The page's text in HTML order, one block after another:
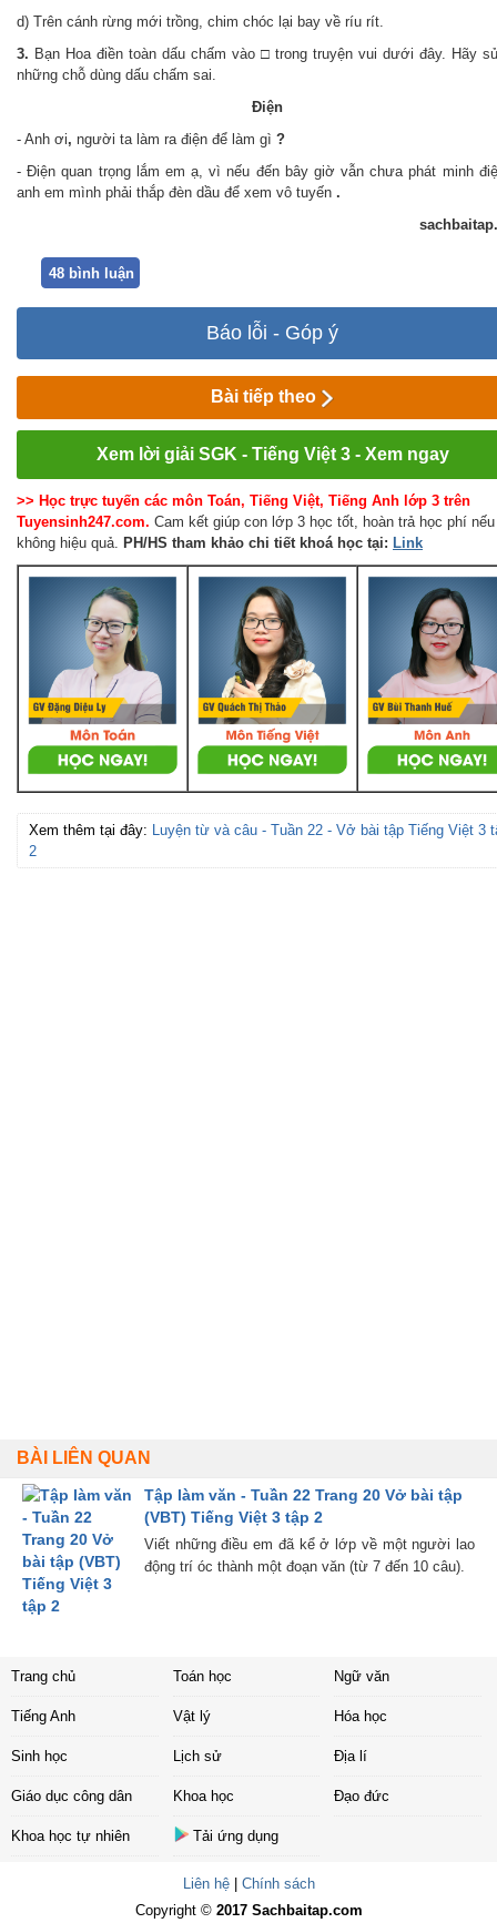
d) Trên cánh rừng mới trồng, chim chóc lại bay về ríu rít.
3. Bạn Hoa điền toàn dấu chấm vào □ trong truyện vui dưới đây. Hãy
những chỗ dùng dấu chấm sai.
Điện
- Anh ơi, người ta làm ra điện để làm gì ?
- Điện quan trọng lắm em ạ, vì nếu đến bây giờ vẫn chưa phát minh
anh em mình phải thắp đèn dầu để xem vô tuyến .
48 bình luận
Báo lỗi - Góp ý
Bài tiếp theo
Xem lời giải SGK - Tiếng Việt 3 - Xem ngay
>> Học trực tuyến các môn Toán, Tiếng Việt, Tiếng Anh lớp 3 trên
Tuyensinh247.com. Cam kết giúp con lớp 3 học tốt, hoàn trả học phí
không hiệu quả. PH/HS tham khảo chi tiết khoá học tại: Link
Xem thêm tại đây:
Luyện từ và câu - Tuần 22 - Vở bài tập Tiếng Việt 3
2
BÀI LIÊN QUAN
Tập làm văn - Tuần 22 Trang 20 Vở bài tập
(VBT) Tiếng Việt 3 tập 2
Viết những điều em đã kể ở lớp về một người lao
động trí óc thành một đoạn văn (từ 7 đến 10 câu).
Trang chủ Toán học Ngữ văn
Tiếng Anh Vật lý Hóa học
Sinh học Lịch sử Địa lí
Giáo dục công dân Khoa học Đạo đức
Khoa học tự nhiên Tải ứng dụng
Liên hệ| Chính sách
Copyright © 2017 Sachbaitap.com